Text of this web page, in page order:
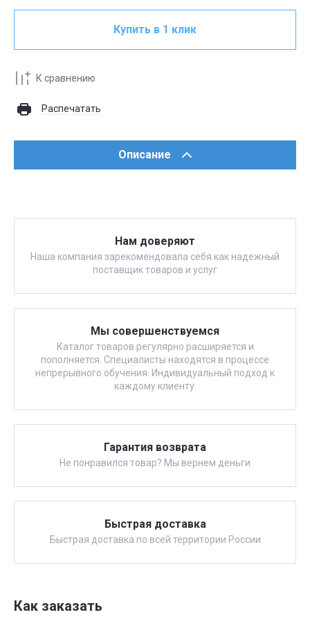
Купить в 1 клик
К сравнению
Распечатать
Описание
Нам доверяют
Наша компания зарекомендовала себя как надежный
поставщик товаров и услуг
Мы совершенствуемся
Каталог товаров регулярно расширяется и
пополняется. Специалисты находятся в процессе
непрерывного обучения. Индивидуальный подход к
каждому клиенту.
Гарантия возврата
Не понравился товар? Мы вернем деньги
Быстрая доставка
Быстрая доставка по всей территории России
Как заказать